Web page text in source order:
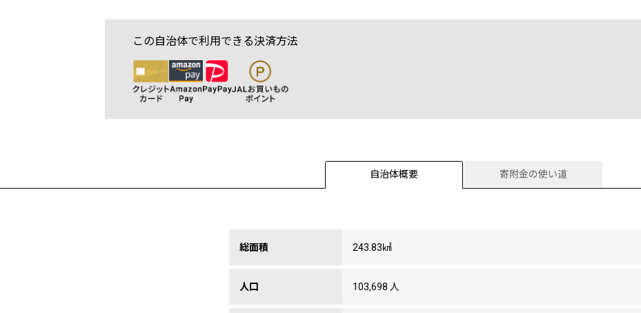
この自治体で利用できる決済方法
自治体概要 寄附金の使い道
総面積 243.83㎢
人口 103,698 人